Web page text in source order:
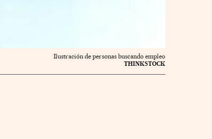
Ilustración de personas buscando empleo
THINKSTOCK